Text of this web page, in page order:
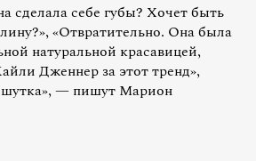
сделала себе губы? Хочет быть
«Отвратительно. Она была
натуральной красавицей,
Дженнер за этот тренд»,
шутка», — пишут Марион